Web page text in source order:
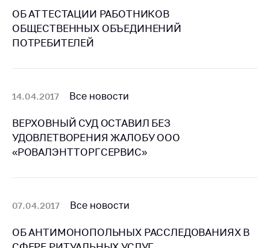
Сообщить о росте
цен
Ценообразование
назначения и
технику
Решение Комиссии
по установлению
антимонопольного
Предостережения и
ОБ АТТЕСТАЦИИ РАБОТНИКОВ
ОБЩЕСТВЕННЫХ ОБЪЕДИНЕНИЙ
ПОТРЕБИТЕЛЕЙ
14.04.2017 Все новости
ВЕРХОВНЫЙ СУД ОСТАВИЛ БЕЗ
УДОВЛЕТВОРЕНИЯ ЖАЛОБУ ООО
«РОВАЛЭНТТОРГСЕРВИС»
07.04.2017 Все новости
ОБ АНТИМОНОПОЛЬНЫХ РАССЛЕДОВАНИЯХ В